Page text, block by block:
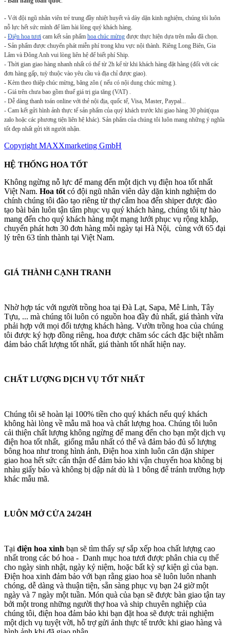
- Với đội ngũ nhân viên trẻ trung đầy nhiệt huyết và dày dặn kinh nghiệm, chúng tôi luôn
nỗ lực hết sức mình để làm hài lòng quý khách hàng.
- Điện hoa tươi cam kết sản phẩm hoa chúc mừng được thực hiện dựa trên mẫu đã chọn.
- Sản phẩm được chuyển phát miễn phí trong khu vực nội thành. Riêng Long Biên, Gia
Lâm và Đông Anh vui lòng liên hệ để biết phí Ship.
- Thời gian giao hàng nhanh nhất có thể từ 2h kể từ khi khách hàng đặt hàng (đối với các
đơn hàng gấp, tuỳ thuộc vào yêu cầu và địa chỉ được giao).
- Kèm theo thiệp chúc mừng, băng zôn ( nếu có nội dung chúc mừng ).
- Giá trên chưa bao gồm thuế giá trị gia tăng (VAT) .
- Dễ dàng thanh toán online với thẻ nội địa, quốc tế, Visa, Master, Paypal...
- Cam kết gửi hình ảnh thực tế sản phẩm của quý khách trước khi giao hàng 30 phút(qua
zalo hoặc các phương tiện liên hệ khác). Sản phẩm của chúng tôi luôn mang những ý nghĩa
tốt đẹp nhất gửi tới người nhận.
Copyright MAXXmarketing GmbH
HỆ THỐNG HOA TỐT
Không ngừng nỗ lực để mang đến một dịch vụ điện hoa tốt nhất
Việt Nam. Hoa tốt có đội ngũ nhân viên dày dặn kinh nghiệm do
chính chúng tôi đào tạo riêng từ thợ cắm hoa đến shiper được đào
tạo bài bản luôn tận tâm phục vụ quý khách hàng, chúng tôi tự hào
mang đến cho quý khách hàng một mạng lưới phục vụ rộng khắp,
chuyển phát hơn 30 đơn hàng mỗi ngày tại Hà Nội, cùng với 65 đại
lý trên 63 tỉnh thành tại Việt Nam.
GIÁ THÀNH CẠNH TRANH
Nhờ hợp tác với người trồng hoa tại Đà Lạt, Sapa, Mê Linh, Tây
Tựu, ... mà chúng tôi luôn có nguồn hoa đầy đủ nhất, giá thành vừa
phải hợp với mọi đối tượng khách hàng. Vườn trồng hoa của chúng
tôi được ký hợp đồng riêng, hoa được chăm sóc cách đặc biệt nhằm
đảm bảo chất lượng tốt nhất, giá thành tốt nhất hiện nay.
CHẤT LƯỢNG DỊCH VỤ TỐT NHẤT
Chúng tôi sẽ hoàn lại 100% tiền cho quý khách nếu quý khách
không hài lòng về mẫu mã hoa và chất lượng hoa. Chúng tôi luôn
cải thiện chất lượng không ngừng để mang đến cho bạn một dịch vụ
điện hoa tốt nhất, giống mẫu nhất có thể và đảm bảo đủ số lượng
bông hoa như trong hình ảnh, Điện hoa xinh luôn căn dặn shiper
giao hoa hết sức cẩn thận để đảm bảo khi vận chuyển hoa không bị
nhàu giấy báo và không bị dập nát dù là 1 bông để tránh trường hợp
khác mẫu mã.
LUÔN MỞ CỬA 24/24H
Tại điện hoa xinh bạn sẽ tìm thấy sự sắp xếp hoa chất lượng cao
nhất trong các bó hoa - Danh mục hoa tươi được phân chia cụ thể
cho ngày sinh nhật, ngày kỷ niệm, hoặc bất kỳ sự kiện gì của bạn.
Điện hoa xinh đảm bảo với bạn rằng giao hoa sẽ luôn luôn nhanh
chóng, dễ dàng và thuận tiện, sẵn sàng phục vụ bạn 24 giờ một
ngày và 7 ngày một tuần. Món quà của bạn sẽ được bàn giao tận tay
bởi một trong những người thợ hoa và ship chuyên nghiệp của
chúng tôi, điện hoa đảm bảo khi bạn đặt hoa sẽ được trải nghiệm
một dịch vụ tuyệt vời, hỗ trợ gửi ảnh thực tế trước khi giao hàng và